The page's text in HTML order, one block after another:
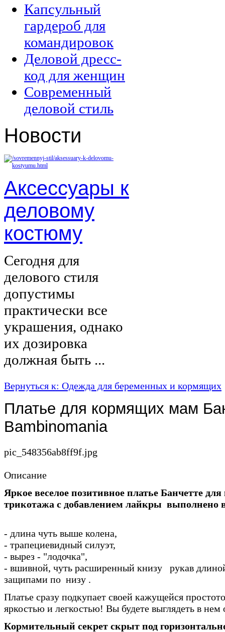
Капсульный
гардероб для
командировок
Деловой дресс-
код для женщин
Современный
деловой стиль
Новости
Аксессуары к
деловому
костюму
Сегодня для
делового стиля
допустимы
практически все
украшения, однако
их дозировка
должная быть ...
Вернуться к: Одежда для беременных и кормящих
Платье для кормящих мам
Bambinomania
pic_548356ab8ff9f.jpg
Описание
Яркое веселое позитивное платье Банчетте
трикотажа с добавлением лайкры выполнено в
- длина чуть выше колена,
- трапециевидный силуэт,
- вырез - "лодочка",
- вшивной, чуть расширенный книзу рукав
защипами по низу .
Платье сразу подкупает своей кажущейся
яркостью и легкостью! Вы будете выглядеть в
Кормительный секрет скрыт под